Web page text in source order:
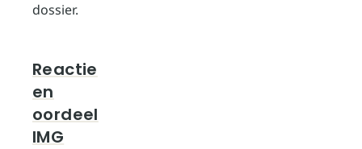
dossier.
Reactie
en
oordeel
IMG